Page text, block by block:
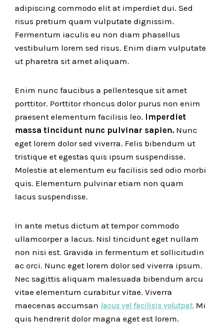
adipiscing commodo elit at imperdiet dui. Sed
risus pretium quam vulputate dignissim.
Fermentum iaculis eu non diam phasellus
vestibulum lorem sed risus. Enim diam vulputate
ut pharetra sit amet aliquam.
Enim nunc faucibus a pellentesque sit amet
porttitor. Porttitor rhoncus dolor purus non enim
praesent elementum facilisis leo. Imperdiet
massa tincidunt nunc pulvinar sapien. Nunc
eget lorem dolor sed viverra. Felis bibendum ut
tristique et egestas quis ipsum suspendisse.
Molestie at elementum eu facilisis sed odio morbi
quis. Elementum pulvinar etiam non quam
lacus suspendisse.
In ante metus dictum at tempor commodo
ullamcorper a lacus. Nisl tincidunt eget nullam
non nisi est. Gravida in fermentum et sollicitudin
ac orci. Nunc eget lorem dolor sed viverra ipsum.
Nec sagittis aliquam malesuada bibendum arcu
vitae elementum curabitur vitae. Viverra
maecenas accumsan lacus vel facilisis volutpat. Mi
quis hendrerit dolor magna eget est lorem.